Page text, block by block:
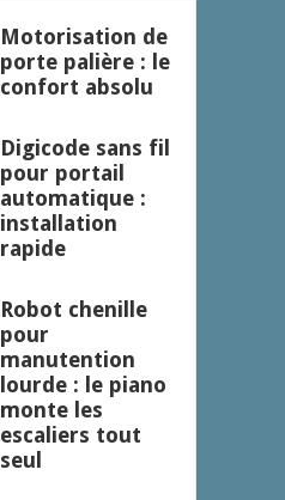
Motorisation de
porte palière : le
confort absolu
Digicode sans fil
pour portail
automatique :
installation
rapide
Robot chenille
pour
manutention
lourde : le piano
monte les
escaliers tout
seul